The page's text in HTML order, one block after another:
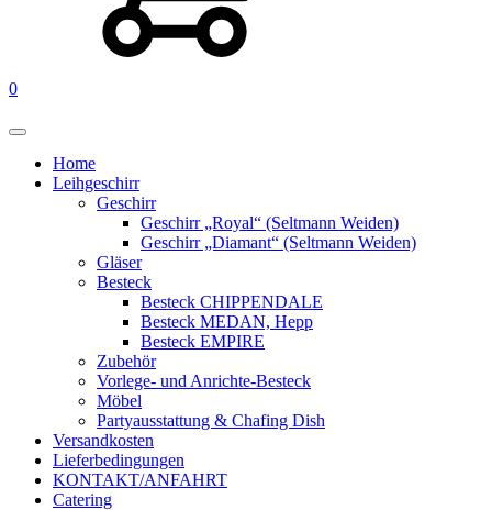
0
Home
Leihgeschirr
Geschirr
Geschirr „Royal“ (Seltmann Weiden)
Geschirr „Diamant“ (Seltmann Weiden)
Gläser
Besteck
Besteck CHIPPENDALE
Besteck MEDAN, Hepp
Besteck EMPIRE
Zubehör
Vorlege- und Anrichte-Besteck
Möbel
Partyausstattung & Chafing Dish
Versandkosten
Lieferbedingungen
KONTAKT/ANFAHRT
Catering